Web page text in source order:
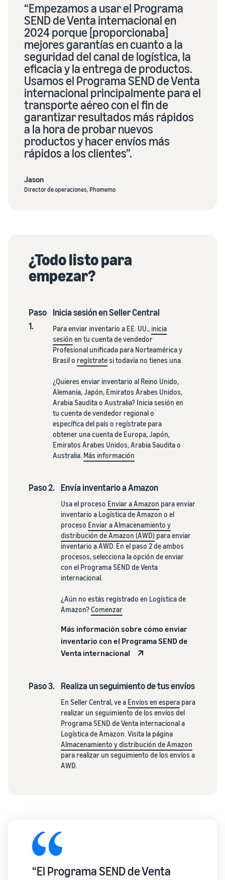
“Empezamos a usar el Programa
SEND de Venta internacional en
2024 porque [proporcionaba]
mejores garantías en cuanto a la
seguridad del canal de logística, la
eficacia y la entrega de productos.
Usamos el Programa SEND de Venta
internacional principalmente para el
transporte aéreo con el fin de
garantizar resultados más rápidos
a la hora de probar nuevos
productos y hacer envíos más
rápidos a los clientes”.
Jason
Director de operaciones, Phomemo
¿Todo listo para
empezar?
Paso
1.
Inicia sesión en Seller Central
Para enviar inventario a EE. UU., inicia
sesión en tu cuenta de vendedor
Profesional unificada para Norteamérica y
Brasil o regístratesi todavía no tienes una.
¿Quieres enviar inventario al Reino Unido,
Alemania, Japón, Emiratos Árabes Unidos,
Arabia Saudita o Australia? Inicia sesión en
tu cuenta de vendedor regional o
específica del país o regístrate para
obtener una cuenta de Europa, Japón,
Emiratos Árabes Unidos, Arabia Saudita o
Australia. Más información
Paso 2. Envía inventario a Amazon
Usa el proceso Enviar a Amazon para enviar
inventario a Logística de Amazon o el
proceso Enviar a Almacenamiento y
distribución de Amazon (AWD) para enviar
inventario a AWD. En el paso 2 de ambos
procesos, selecciona la opción de enviar
con el Programa SEND de Venta
internacional.
¿Aún no estás registrado en Logística de
Amazon?Comenzar
Más información sobre cómo enviar
inventario con el Programa SEND de
Venta internacional
Paso 3. Realiza un seguimiento de tus envíos
En Seller Central, ve a Envíos en espera para
realizar un seguimiento de los envíos del
Programa SEND de Venta internacional a
Logística de Amazon. Visita la página
Almacenamiento y distribución de Amazon
para realizar un seguimiento de los envíos a
AWD.
“El Programa SEND de Venta